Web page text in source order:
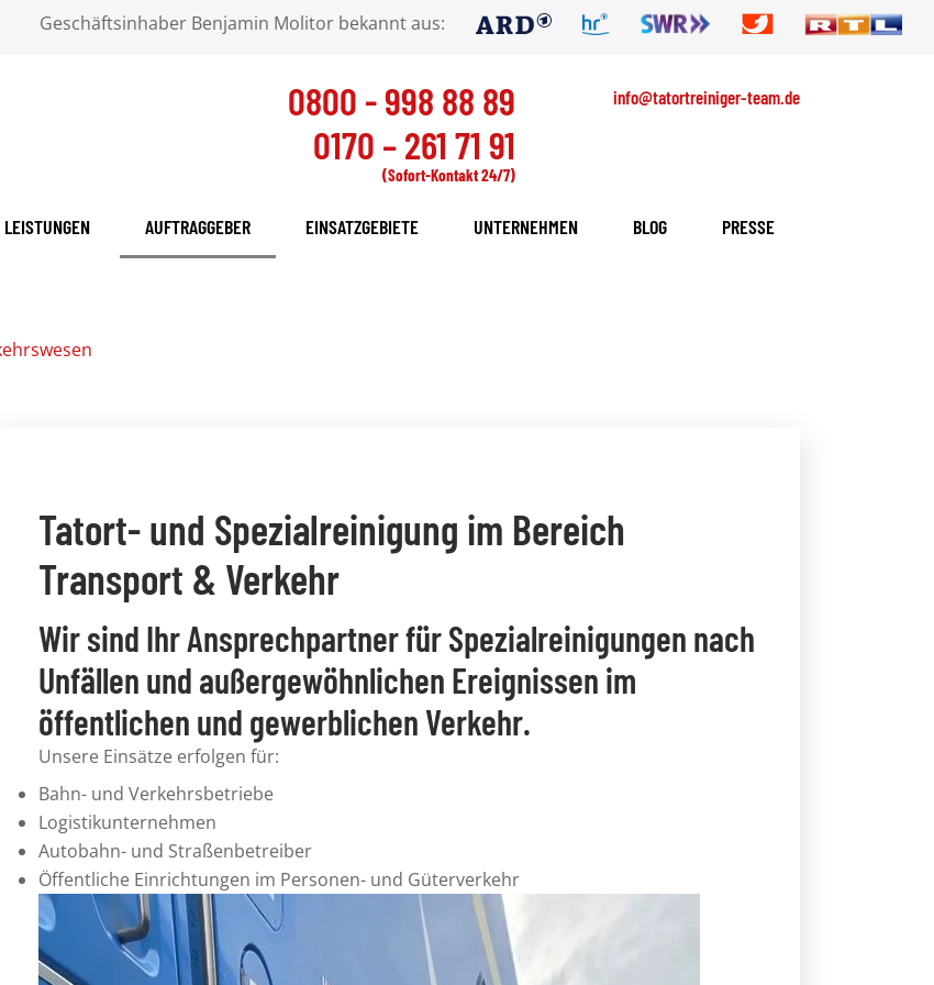
Geschäftsinhaber Benjamin Molitor bekannt aus:
0800 - 998 88 89
0170 – 261 71 91
(Sofort-Kontakt 24/7)
info@tatortreiniger-team.de
LEISTUNGEN AUFTRAGGEBER EINSATZGEBIETE UNTERNEHMEN BLOG PRESSE
Tatort- und Spezialreinigung im Bereich
Transport & Verkehr
Wir sind Ihr Ansprechpartner für Spezialreinigungen nach
Unfällen und außergewöhnlichen Ereignissen im
öffentlichen und gewerblichen Verkehr.
Unsere Einsätze erfolgen für:
Bahn- und Verkehrsbetriebe
Logistikunternehmen
Autobahn- und Straßenbetreiber
Öffentliche Einrichtungen im Personen- und Güterverkehr